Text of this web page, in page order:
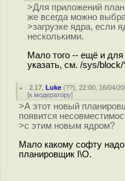
>Для приложений
же всегда можно
>загрузке ядра, если
несколькими.
Мало того -- ещё и
указать, см. /sys/
2.17 ,Luke (??), 22:00, 16/04/
[к модератору]
>А этот новый
появится
>с этим новым ядром?
Мало какому софту
планировщик I\O.